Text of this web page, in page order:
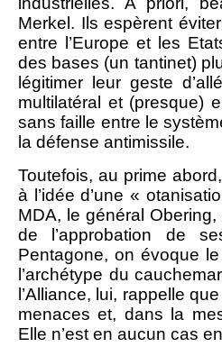
Merkel. Ils espèrent
entre l’Europe et les
des bases (un tantinet)
légitimer leur geste
multilatéral et (presque)
sans faille entre le
la défense antimissile.
Toutefois, au prime
à l’idée d’une «
MDA, le général
de l’approbation de
Pentagone, on évoque
l’archétype du
l’Alliance, lui, rappelle
menaces et, dans la
Elle n’est en aucun cas